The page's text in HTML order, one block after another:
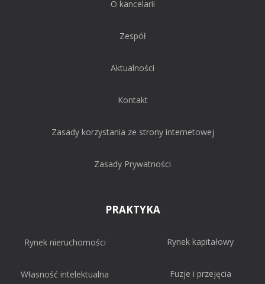
O kancelarii
Zespół
Aktualności
Kontakt
Zasady korzystania ze strony internetowej
Zasady Prywatności
PRAKTYKA
Rynek nieruchomości
Własność intelektualna
Rynek kapitałowy
Fuzje i przejęcia